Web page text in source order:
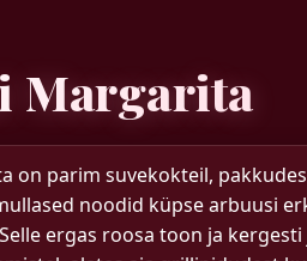
Margarita
on parim suvekokteil,
noodid küpse arbuusi
ergas roosa toon ja